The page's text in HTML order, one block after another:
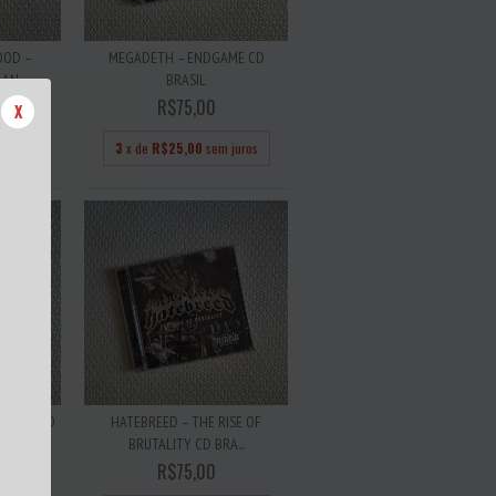
X
–
MEGADETH – ENDGAME CD
BRASIL
R$75,00
3 x de R$25,00 sem juros
CD
HATEBREED – THE RISE OF
BRUTALITY CD BRA...
R$75,00